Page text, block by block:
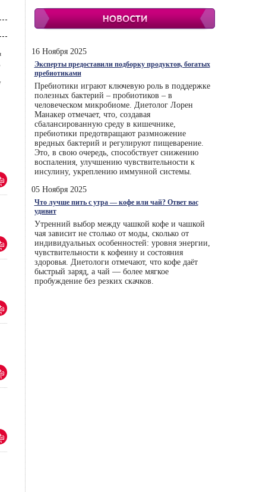
16 Ноября 2025
Эксперты предоставили подборку продуктов, богатых
пребиотиками
Пребиотики играют ключевую роль в поддержке
полезных бактерий – пробиотиков – в
человеческом микробиоме. Диетолог Лорен
Манакер отмечает, что, создавая
сбалансированную среду в кишечнике,
пребиотики предотвращают размножение
вредных бактерий и регулируют пищеварение.
Это, в свою очередь, способствует снижению
воспаления, улучшению чувствительности к
инсулину, укреплению иммунной системы.
05 Ноября 2025
Что лучше пить с утра — кофе или чай? Ответ вас
удивит
Утренний выбор между чашкой кофе и чашкой
чая зависит не столько от моды, сколько от
индивидуальных особенностей: уровня энергии,
чувствительности к кофеину и состояния
здоровья. Диетологи отмечают, что кофе даёт
быстрый заряд, а чай — более мягкое
пробуждение без резких скачков.